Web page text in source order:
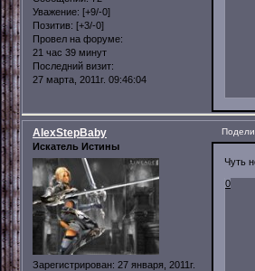
Уважение: [+9/-0]
Позитив: [+3/-0]
Провел на форуме:
21 час 39 минут
Последний визит:
27 марта, 2011г. 09:46:04
AlexStepBaby
Искатель Истины
Зарегистрирован: 27 января, 2011г.
Чуть
0